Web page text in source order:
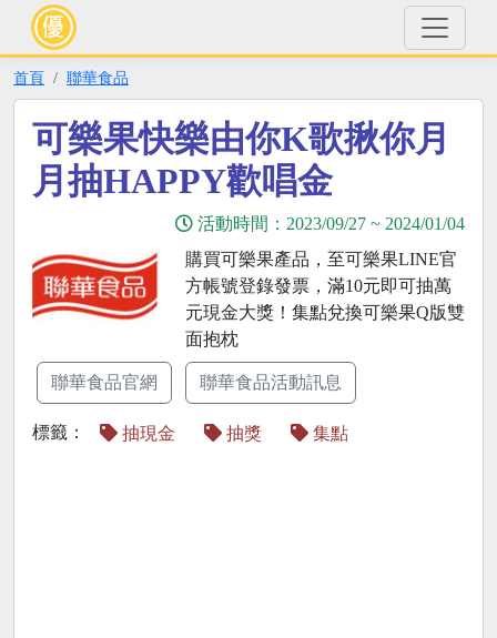
首頁 聯華食品
可樂果快樂由你K歌揪你月
月抽HAPPY歡唱金
活動時間： 2023/09/27 ~ 2024/01/04
購買可樂果產品，至可樂果LINE官
方帳號登錄發票，滿10元即可抽萬
元現金大獎！集點兌換可樂果Q版雙
面抱枕
聯華食品官網 聯華食品活動訊息
標籤： 抽現金 抽獎 集點